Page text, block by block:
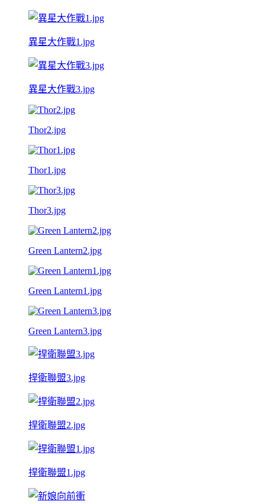
異星大作戰1.jpg
異星大作戰3.jpg
Thor2.jpg
Thor1.jpg
Thor3.jpg
Green Lantern2.jpg
Green Lantern1.jpg
Green Lantern3.jpg
捍衛聯盟3.jpg
捍衛聯盟2.jpg
捍衛聯盟1.jpg